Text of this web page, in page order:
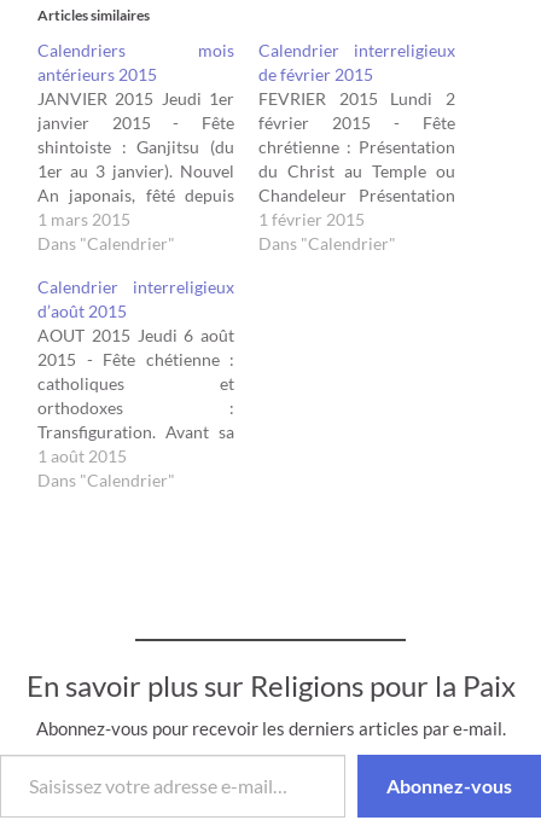
Articles similaires
Calendriers mois
antérieurs 2015
JANVIER 2015 Jeudi 1er
janvier 2015 - Fête
shintoiste : Ganjitsu (du
1er au 3 janvier). Nouvel
An japonais, fêté depuis
1873 selon le calendrier
grégorien. Les Japonais
que des vœux de santé et
de prospérité. Ils
fréquentent les temples,
portent leurs plus beaux
vêtements et…
1 mars 2015
Dans "Calendrier"
Calendrier interreligieux
de février 2015
FEVRIER 2015 Lundi 2
février 2015 - Fête
chrétienne : Présentation
du Christ au Temple ou
Chandeleur Présentation
du Seigneur au Temple,
pour les Catholiques.
1 février 2015
Dans "Calendrier"
Calendrier interreligieux
d’août 2015
AOUT 2015 Jeudi 6 août
2015 - Fête chétienne :
catholiques et
orthodoxes :
Transfiguration. Avant sa
Passion, le Christ se
manifeste dans la Gloire
1 août 2015
Dans "Calendrier"
En savoir plus sur Religions pour la Paix
Abonnez-vous pour recevoir les derniers articles par e-mail.
Saisissez votre adresse e-mail…
Abonnez-vous